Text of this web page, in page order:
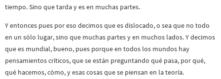
tiempo. Sino que tarda y es en muchas partes.
Y entonces pues por eso decimos que es dislocado, o sea que no todo
en un sólo lugar, sino que muchas partes y en muchos lados. Y decimos
que es mundial, bueno, pues porque en todos los mundos hay
pensamientos críticos, que se están preguntando qué pasa, por qué,
qué hacemos, cómo, y esas cosas que se piensan en la teoría.